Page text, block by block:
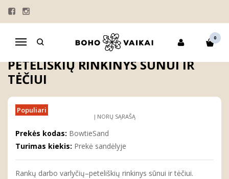
Navigacija
0
Pagrindinis
Smėlio spalvos varlyčių–peteliškių rinkinys sūnui ir tėčiui
SMĖLIO SPALVOS VARLYČIŲ–
PETELIŠKIŲ RINKINYS SŪNUI IR
TĖČIUI
Populiari
Į NORŲ SĄRAŠĄ
Prekės kodas: BowtieSand
Turimas kiekis: Prekė sandėlyje
Rankų darbo varlyčių–peteliškių rinkinys sūnui ir tėčiui.